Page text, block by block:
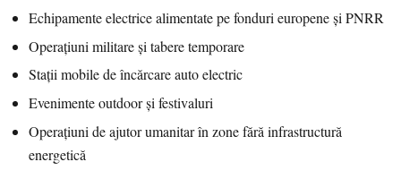
Echipamente electrice alimentate pe fonduri europene și PNRR
Operațiuni militare și tabere temporare
Stații mobile de încărcare auto electric
Evenimente outdoor și festivaluri
Operațiuni de ajutor umanitar în zone fără infrastructură
energetică